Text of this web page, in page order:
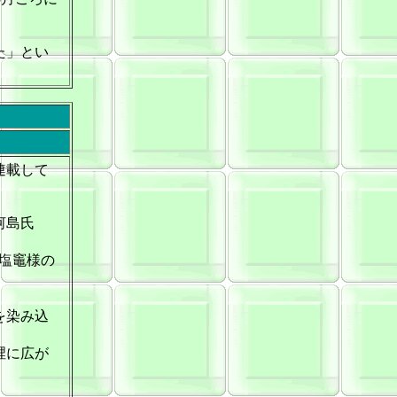
」とい
載して
島氏
竈様の
染み込
に広が